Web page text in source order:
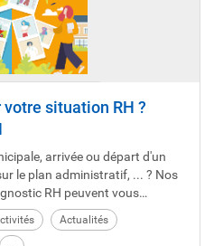
situation RH ?
arrivée ou départ d'un
le plan administratif, ... ? Nos
RH peuvent vous
adossés à la cotisation
donc pas de
Actualités